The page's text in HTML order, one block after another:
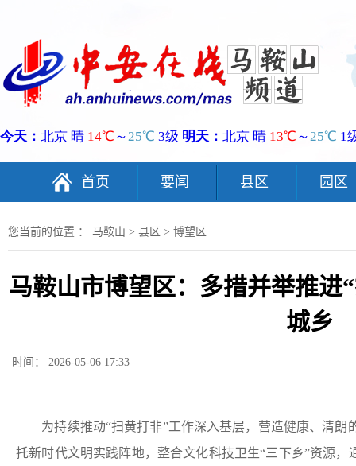
首页 要闻 县区 园区
您当前的位置 ： 马鞍山 > 县区 > 博望区
马鞍山市博望区：多措并举推进
城乡
时间： 2026-05-06 17:33
为持续推动“扫黄打非”工作深入基层，营造健康、清朗
托新时代文明实践阵地，整合文化科技卫生“三下乡”资源